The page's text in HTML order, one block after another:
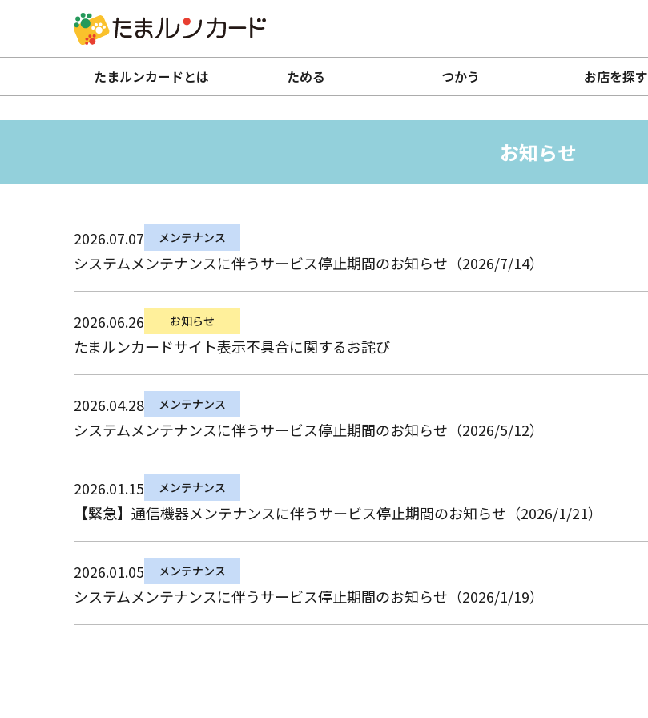
たまルンカードとは ためる つかう お店を探す
お知らせ
2026.07.07 メンテナンス
システムメンテナンスに伴うサービス停止期間のお知らせ（2026/7/14）
2026.06.26 お知らせ
たまルンカードサイト表示不具合に関するお詫び
2026.04.28 メンテナンス
システムメンテナンスに伴うサービス停止期間のお知らせ（2026/5/12）
2026.01.15 メンテナンス
【緊急】通信機器メンテナンスに伴うサービス停止期間のお知らせ（2026/1/21）
2026.01.05 メンテナンス
システムメンテナンスに伴うサービス停止期間のお知らせ（2026/1/19）